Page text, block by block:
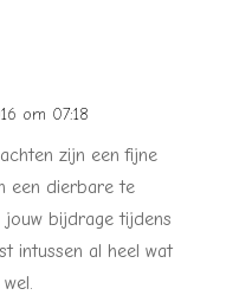
om 07:18
zijn een fijne
een dierbare te
bijdrage tijdens
intussen al heel wat